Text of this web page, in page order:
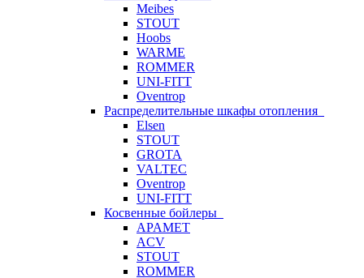
Meibes
STOUT
Hoobs
WARME
ROMMER
UNI-FITT
Oventrop
Распределительные шкафы отопления
Elsen
STOUT
GROTA
VALTEC
Oventrop
UNI-FITT
Косвенные бойлеры
APAMET
ACV
STOUT
ROMMER